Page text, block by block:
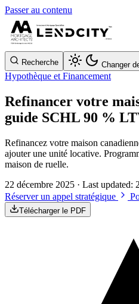
Passer au contenu
Recherche Changer
Hypothèque et Financement
Refinancer votre
guide SCHL 90 %
Refinancez votre maison
ajouter une unité locative.
maison de ruelle.
22 décembre 2025 · Last updated:
Réserver un appel stratégique
Télécharger le PDF